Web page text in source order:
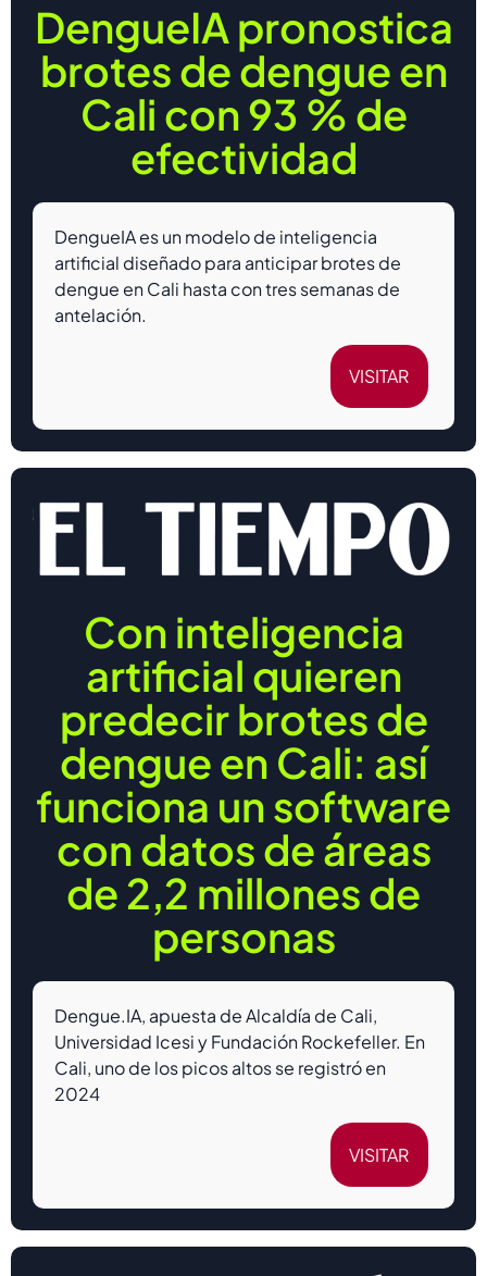
DengueIA pronostica
brotes de dengue en
Cali con 93 % de
efectividad
DengueIA es un modelo de inteligencia
artificial diseñado para anticipar brotes de
dengue en Cali hasta con tres semanas de
antelación.
VISITAR
Con inteligencia
artificial quieren
predecir brotes de
dengue en Cali: así
funciona un software
con datos de áreas
de 2,2 millones de
personas
Dengue.IA, apuesta de Alcaldía de Cali,
Universidad Icesi y Fundación Rockefeller. En
Cali, uno de los picos altos se registró en
2024
VISITAR